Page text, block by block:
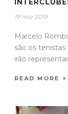
19 nov 2019
Marcelo
são os
irão
READ MORE